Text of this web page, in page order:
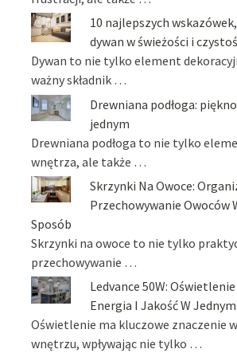
10 najlepszych
dywan w świeżości i
Dywan to nie tylko element
ważny składnik …
Drewniana podłoga:
jednym
Drewniana podłoga to nie tylko
wnętrza, ale także …
Skrzynki Na Owoce:
Przechowywanie Owoców
Sposób
Skrzynki na owoce to nie tylko
przechowywanie …
Ledvance 50W: Oświetlenie
Energia I Jakość W Jednym
Oświetlenie ma kluczowe znaczenie
wnętrzu, wpływając nie tylko …